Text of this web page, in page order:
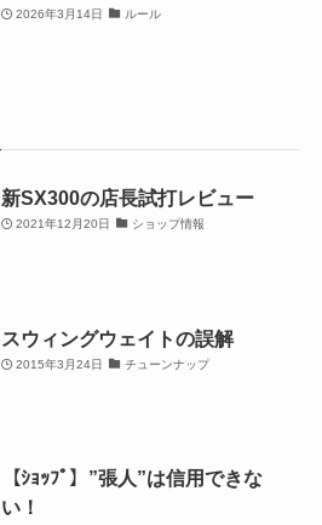
2026年3月14日 ルール
新SX300の店長試打レビュー
2021年12月20日 ショップ情報
スウィングウェイトの誤解
2015年3月24日 チューンナップ
【ｼｮｯﾌﾟ】”張人”は信用できな
い！